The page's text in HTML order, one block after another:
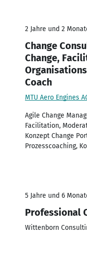
2 Jahre und 2
Change
Change,
Coach
MTU Aero Engines
Agile Change
Facilitation,
Konzept Change
Prozesscoaching,
5 Jahre und 6
Professional
Wittenborn